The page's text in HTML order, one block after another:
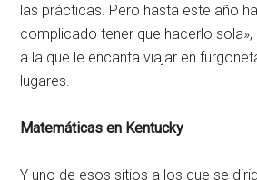
las prácticas. Pero hasta este año
complicado tener que hacerlo sola»,
a la que le encanta viajar en
lugares.
Matemáticas en Kentucky
Y uno de esos sitios a los que se